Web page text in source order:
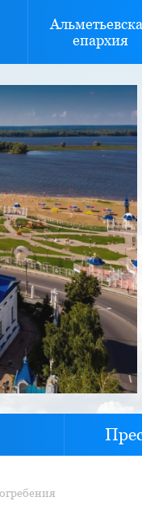
епархия